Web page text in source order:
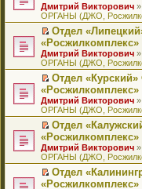
ю
б
щ
е
н
ю
м
у
с
о
б
щ
е
н
ю
т
а
н
н
м
у
с
о
б
щ
е
н
ю
п
р
о
ч
т
а
н
н
м
у
с
о
б
щ
е
н
о
м
у
н
п
р
о
ч
т
а
н
н
м
у
с
о
к
п
е
р
о
м
у
н
п
р
о
ч
т
а
н
н
р
е
й
т
к
п
е
р
о
м
у
н
п
р
о
ч
Дмитрий Викторович
ОРГАНЫ (ДЖО,
П
р
е
й
т
к
п
е
р
о
м
у
н
Отдел
«Росжилкомплекс»
Дмитрий Викторович
ОРГАНЫ (ДЖО,
П
р
е
й
т
к
п
е
р
Отдел
«Росжилкомплекс»
Дмитрий Викторович
ОРГАНЫ (ДЖО,
П
р
е
й
т
Отдел
«Росжилкомплекс»
Дмитрий Викторович
ОРГАНЫ (ДЖО,
П
Отдел
«Росжилкомплекс»